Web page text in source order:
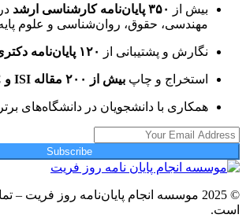
بیش از ۳۵۰ پایان‌نامه کارشناسی ارشد
مهندسی، حقوق، روان‌شناسی و علوم
نگارش و پشتیبانی از ۱۲۰ پایان‌نامه دکتری
استخراج و چاپ بیش از ۲۰۰ مقاله ISI و ISC
همکاری با دانشجویان در دانشگاه‌های
Subscribe
© 2025 موسسه انجام پایان‌نامه روز
است.